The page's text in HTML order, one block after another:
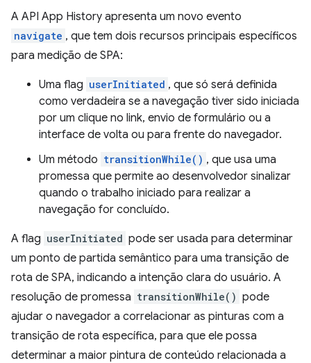
A API App History apresenta um novo evento
navigate , que tem dois recursos principais específicos
para medição de SPA:
Uma flag userInitiated , que só será definida
como verdadeira se a navegação tiver sido iniciada
por um clique no link, envio de formulário ou a
interface de volta ou para frente do navegador.
Um método transitionWhile() , que usa uma
promessa que permite ao desenvolvedor sinalizar
quando o trabalho iniciado para realizar a
navegação for concluído.
A flag userInitiated pode ser usada para determinar
um ponto de partida semântico para uma transição de
rota de SPA, indicando a intenção clara do usuário. A
resolução de promessa transitionWhile() pode
ajudar o navegador a correlacionar as pinturas com a
transição de rota específica, para que ele possa
determinar a maior pintura de conteúdo relacionada a